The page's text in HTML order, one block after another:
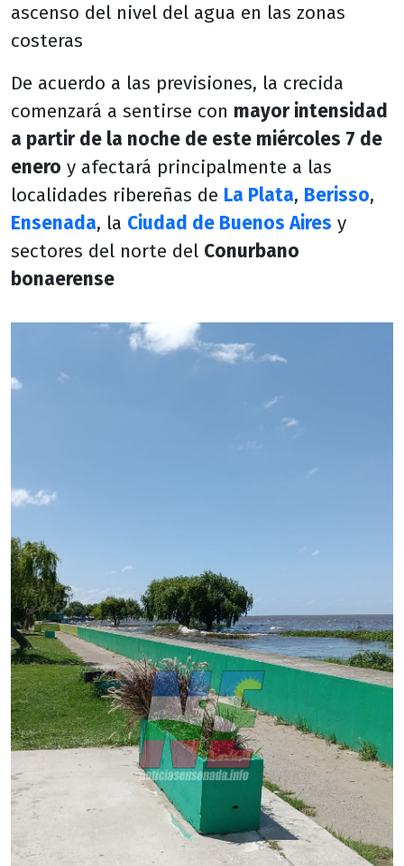
ascenso del nivel del agua en las zonas
costeras
De acuerdo a las previsiones, la crecida
comenzará a sentirse con mayor intensidad
a partir de la noche de este miércoles 7 de
enero y afectará principalmente a las
localidades ribereñas de La Plata, Berisso,
Ensenada, la Ciudad de Buenos Aires y
sectores del norte del Conurbano
bonaerense